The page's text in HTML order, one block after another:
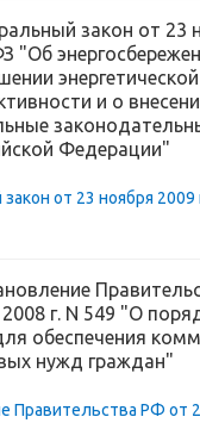
закон от 23
"Об
энергетической
и о
Федерации"
от 23 ноября 2009
г. N 549 "О
обеспечения
нужд граждан"
Правительства РФ от